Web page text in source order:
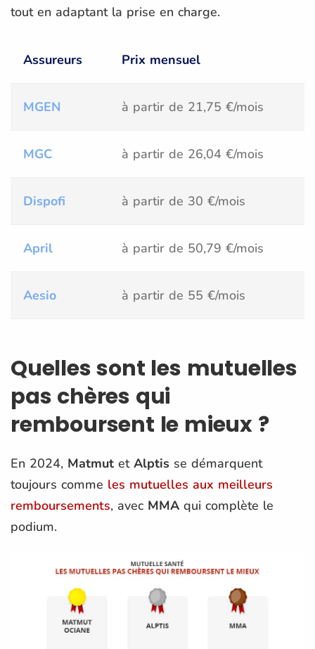
tout en adaptant la prise en charge.
Assureurs Prix mensuel
MGEN à partir de 21,75 €/mois
MGC à partir de 26,04 €/mois
Dispofi à partir de 30 €/mois
April à partir de 50,79 €/mois
Aesio à partir de 55 €/mois
Quelles sont les mutuelles
pas chères qui
remboursent le mieux ?
En 2024, Matmut et Alptis se démarquent
toujours comme les mutuelles aux meilleurs
remboursements, avec MMA qui complète le
podium.